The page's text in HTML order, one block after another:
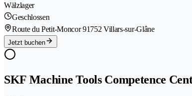
Wälzlager
Geschlossen
Route du Petit-Moncor 91752 Villars-sur-Glâne
Jetzt buchen
SKF Machine Tools Competence